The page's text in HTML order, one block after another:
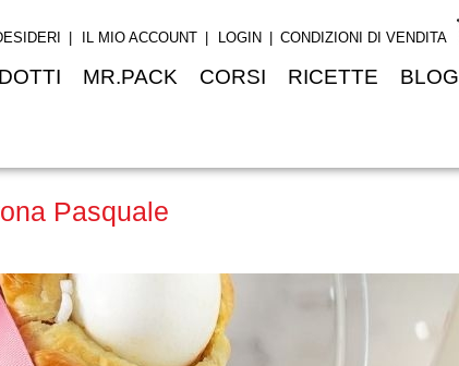
IL MIO ACCOUNT LOGIN CONDIZIONI DI VENDITA
MR.PACK CORSI RICETTE BLOG
Pasquale